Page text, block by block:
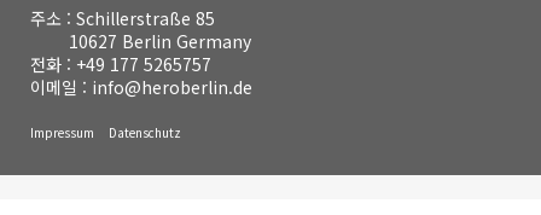
주소 : Schillerstraße 85
10627 Berlin Germany
전화 : +49 177 5265757
이메일 : info@heroberlin.de
Impressum Datenschutz